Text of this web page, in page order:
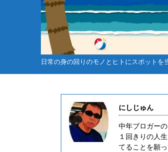
日常の身の回りのモノとヒトにスポットを
にしじゅん
中年ブロガー
１回きりの人
てることを願
未分類